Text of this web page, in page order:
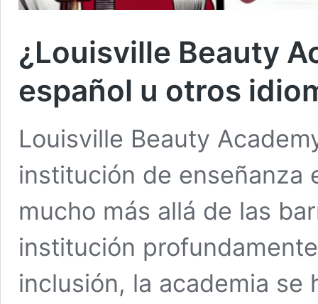
¿Louisville Beauty
español u otros
Louisville Beauty
institución de enseñanza
mucho más allá de las
institución
inclusión, la academia